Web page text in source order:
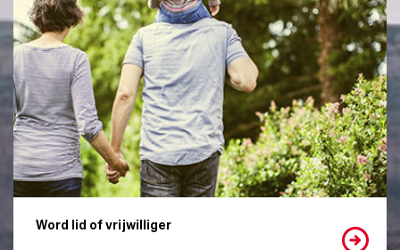
Word lid of vrijwilliger